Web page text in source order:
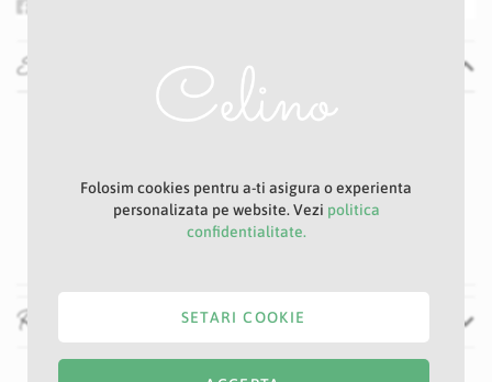
Specificatii
7 cm
Recenzii
Folosim cookies pentru a-ti asigura o experienta
personalizata pe website. Vezi politica
confidentialitate.
SETARI COOKIE